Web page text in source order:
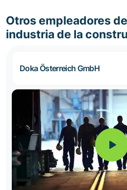
Otros empleadores
industria de la
Doka Österreich GmbH